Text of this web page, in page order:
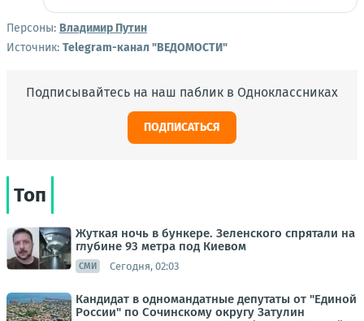
Персоны: Владимир Путин
Источник: Telegram-канал "ВЕДОМОСТИ"
Подписывайтесь на наш паблик в Одноклассниках
ПОДПИСАТЬСЯ
Топ
Жуткая ночь в бункере. Зеленского спрятали на
глубине 93 метра под Киевом
СМИ Сегодня, 02:03
Кандидат в одномандатные депутаты от "Единой
России" по Сочинскому округу Затулин